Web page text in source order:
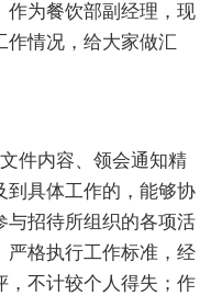
作为餐饮部副经理，现
作情况，给大家做汇
件内容、领会通知精
到具体工作的，能够协
与招待所组织的各项活
严格执行工作标准，经
，不计较个人得失；作